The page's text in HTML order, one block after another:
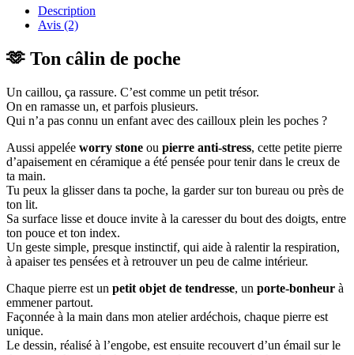
Worry
–
Ton
de
poche
Description
Avis (2)
🫶 Ton câlin de poche
Un caillou, ça rassure. C’est comme un petit trésor.
On en ramasse un, et parfois plusieurs.
Qui n’a pas connu un enfant avec des cailloux plein les poches ?
Aussi appelée worry stone ou pierre anti-stress, cette petite pierre
d’apaisement en céramique a été pensée pour tenir dans le creux de
ta main.
Tu peux la glisser dans ta poche, la garder sur ton bureau ou près de
ton lit.
Sa surface lisse et douce invite à la caresser du bout des doigts, entre
ton pouce et ton index.
Un geste simple, presque instinctif, qui aide à ralentir la respiration,
à apaiser tes pensées et à retrouver un peu de calme intérieur.
Chaque pierre est un petit objet de tendresse, un porte-bonheur à
emmener partout.
Façonnée à la main dans mon atelier ardéchois, chaque pierre est
unique.
Le dessin, réalisé à l’engobe, est ensuite recouvert d’un émail sur le